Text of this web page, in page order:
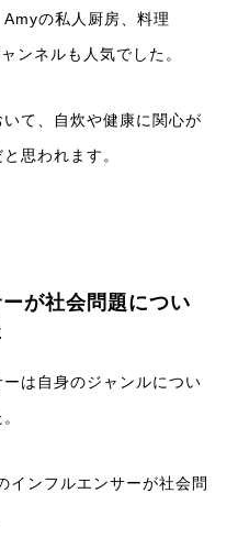
の私人厨房、料理
ンネルも人気でした。
て、自炊や健康に関心が
思われます。
が社会問題につい
は自身のジャンルについ
インフルエンサーが社会問